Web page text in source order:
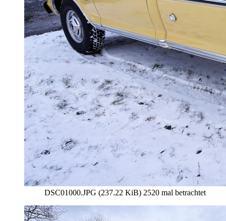
DSC01000.JPG (237.22 KiB) 2520 mal betrachtet